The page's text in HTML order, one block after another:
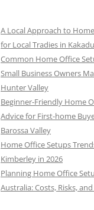
A Local Approach to
for Local Tradies in Kakadu
Common Home Office
Small Business Owners
Hunter Valley
Beginner-Friendly Home
Advice for First-home
Barossa Valley
Home Office Setups
Kimberley in 2026
Planning Home Office
Australia: Costs, Risks,